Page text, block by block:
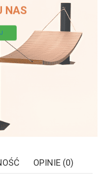
NAS
OPINIE (0)